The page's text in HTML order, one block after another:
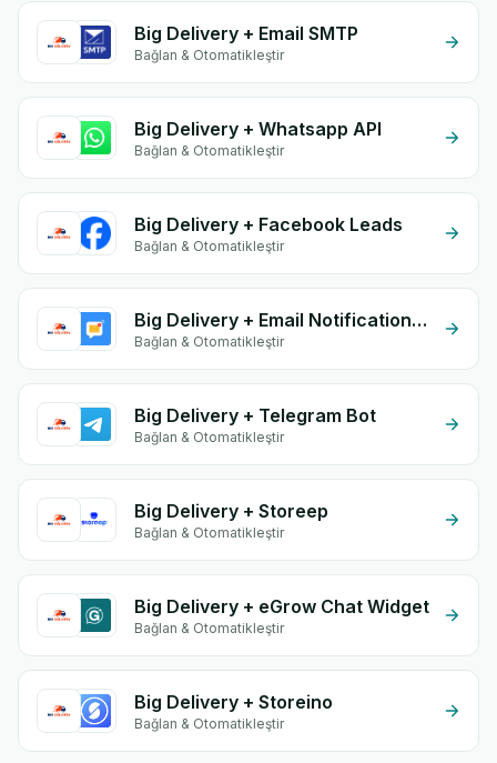
Big Delivery + Email SMTP
Bağlan & Otomatikleştir
Big Delivery + Whatsapp API
Bağlan & Otomatikleştir
Big Delivery + Facebook Leads
Bağlan & Otomatikleştir
Big Delivery + Email Notifications by eGrow
Bağlan & Otomatikleştir
Big Delivery + Telegram Bot
Bağlan & Otomatikleştir
Big Delivery + Storeep
Bağlan & Otomatikleştir
Big Delivery + eGrow Chat Widget
Bağlan & Otomatikleştir
Big Delivery + Storeino
Bağlan & Otomatikleştir